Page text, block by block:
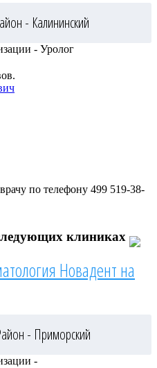
- Калининский
- Уролог
по телефону 499 519-38-
клиниках
Новадент на
- Приморский
-